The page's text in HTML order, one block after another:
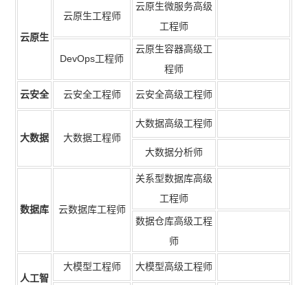
云原生
云原生工程师
云原生微服务高级
工程师
DevOps工程师
云原生容器高级工
程师
云安全 云安全工程师 云安全高级工程师
大数据 大数据工程师
大数据高级工程师
大数据分析师
数据库 云数据库工程师
关系型数据库高级
工程师
数据仓库高级工程
师
人工智
大模型工程师 大模型高级工程师